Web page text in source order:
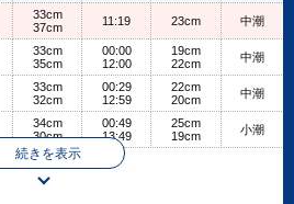
33cm
37cm
11:19 23cm 中潮
33cm
35cm
00:00
12:00
19cm
22cm
中潮
33cm
32cm
00:29
12:59
22cm
20cm
中潮
34cm
30cm
00:49
13:49
25cm
19cm
小潮
続きを表示